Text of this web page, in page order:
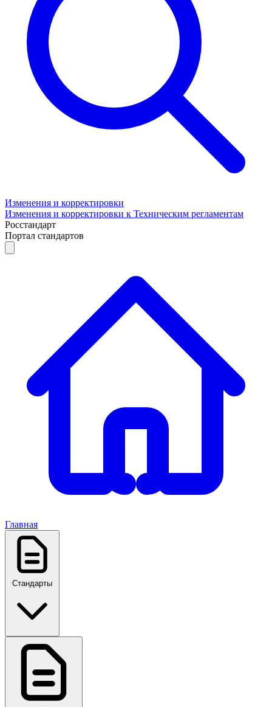
Изменения и корректировки
Изменения и корректировки к Техническим регламентам
Росстандарт
Портал стандартов
Главная
Стандарты
ГОСТ, ГОСТ Р, ПНСТ